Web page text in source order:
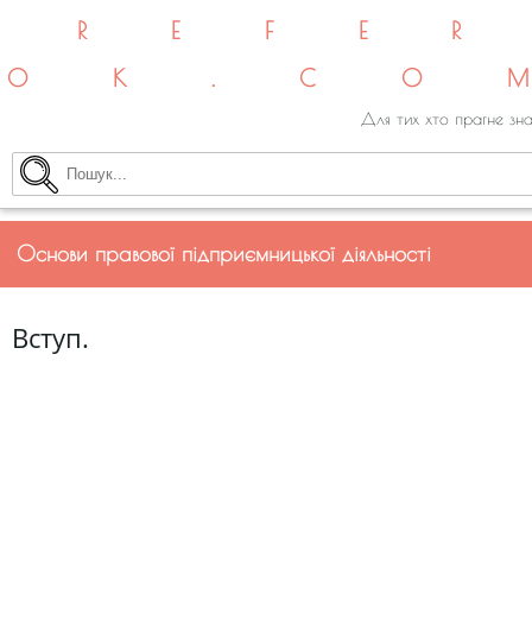
Для тих хто прагне
Основи правової підприємницької діяльності
Вступ.